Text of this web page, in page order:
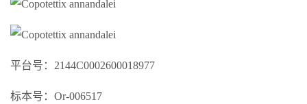
平台号：2144C0002600018977
标本号：Or-006517